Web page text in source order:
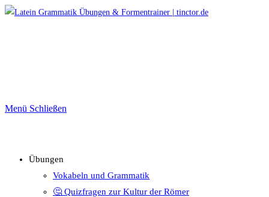
Zum
Menü Schließen
Übungen
Vokabeln und Grammatik
🤔 Quizfragen zur Kultur der Römer